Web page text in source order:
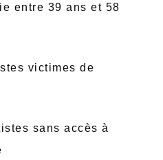
entre 39 ans et 58
victimes de
sans accès à